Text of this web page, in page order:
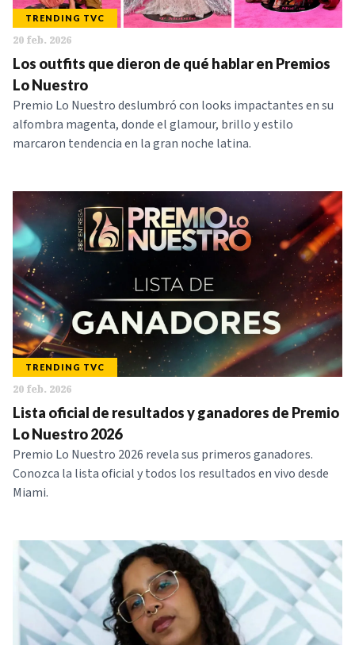
IR
SERIES
TRENDING TVC
20 feb. 2026
Los outfits que dieron de qué hablar en Premios
Lo Nuestro
Premio Lo Nuestro deslumbró con looks impactantes en su
alfombra magenta, donde el glamour, brillo y estilo
marcaron tendencia en la gran noche latina.
TRENDING TVC
20 feb. 2026
Lista oficial de resultados y ganadores de Premio
Lo Nuestro 2026
Premio Lo Nuestro 2026 revela sus primeros ganadores.
Conozca la lista oficial y todos los resultados en vivo desde
Miami.